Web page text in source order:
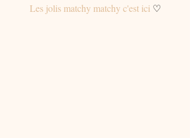
Les jolis matchy matchy c'est ici♡